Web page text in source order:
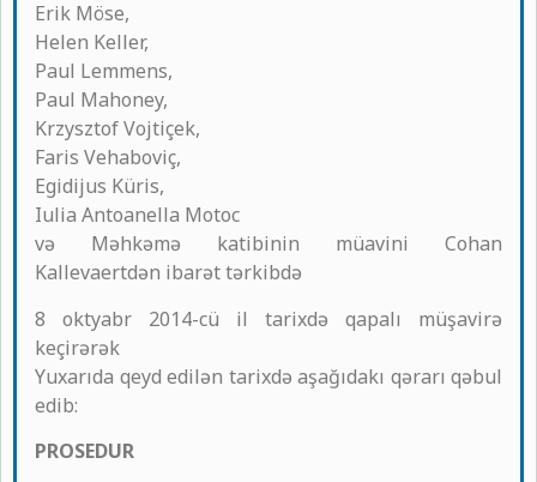
Erik Möse,
Helen Keller,
Paul Lemmens,
Paul Mahoney,
Krzysztof Vojtiçek,
Faris Vehaboviç,
Egidijus Küris,
Iulia Antoanella Motoc
və Məhkəmə katibinin müavini Cohan
Kallevaertdən ibarət tərkibdə
8 oktyabr 2014-cü il tarixdə qapalı müşavirə
keçirərək
Yuxarıda qeyd edilən tarixdə aşağıdakı qərarı qəbul
edib:
PROSEDUR